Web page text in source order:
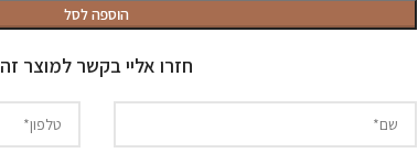
הוספה לסל
חזרו אליי בקשר למוצר זה